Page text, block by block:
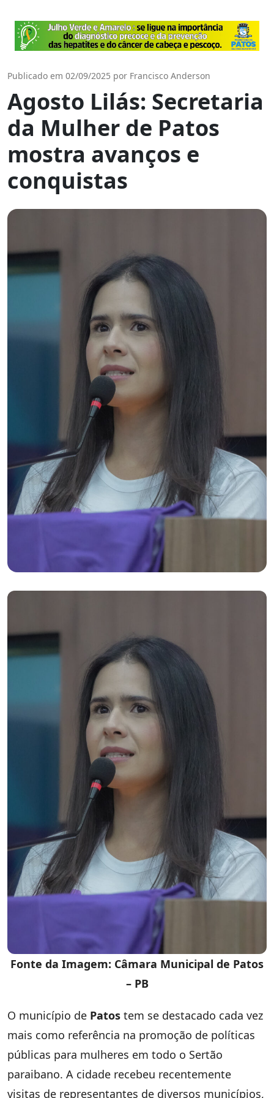
Publicado em 02/09/2025 por Francisco Anderson
Agosto Lilás: Secretaria
da Mulher de Patos
mostra avanços e
conquistas
Fonte da Imagem: Câmara Municipal de Patos
– PB
O município de Patos tem se destacado cada vez
mais como referência na promoção de políticas
públicas para mulheres em todo o Sertão
paraibano. A cidade recebeu recentemente
visitas de representantes de diversos municípios,